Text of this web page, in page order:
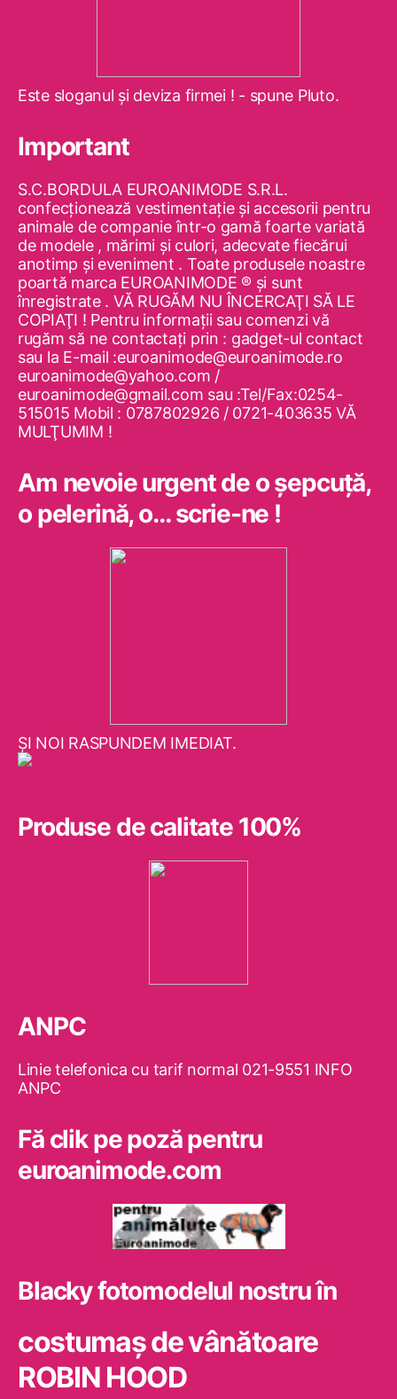
Este sloganul şi deviza firmei ! - spune Pluto.
Important
S.C.BORDULA EUROANIMODE S.R.L.
confecţionează vestimentaţie şi accesorii pentru
animale de companie într-o gamă foarte variată
de modele , mărimi şi culori, adecvate fiecărui
anotimp şi eveniment . Toate produsele noastre
poartă marca EUROANIMODE ® şi sunt
înregistrate . VĂ RUGĂM NU ÎNCERCAŢI SĂ LE
COPIAŢI ! Pentru informaţii sau comenzi vă
rugăm să ne contactaţi prin : gadget-ul contact
sau la E-mail :euroanimode@euroanimode.ro
euroanimode@yahoo.com /
euroanimode@gmail.com sau :Tel/Fax:0254-
515015 Mobil : 0787802926 / 0721-403635 VĂ
MULŢUMIM !
Am nevoie urgent de o şepcuţă,
o pelerină, o… scrie-ne !
ŞI NOI RASPUNDEM IMEDIAT.
Produse de calitate 100%
ANPC
Linie telefonica cu tarif normal 021-9551 INFO
ANPC
Fă clik pe poză pentru
euroanimode.com
Blacky fotomodelul nostru în
costumaş de vânătoare
ROBIN HOOD